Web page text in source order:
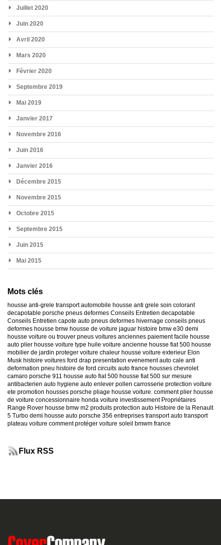
Juillet 2020
Juin 2020
Avril 2020
Mars 2020
Février 2020
Septembre 2019
Mai 2019
Janvier 2017
Novembre 2016
Juin 2016
Janvier 2016
Décembre 2015
Novembre 2015
Octobre 2015
Septembre 2015
Juin 2015
Mai 2015
Mots clés
housse anti-grele transport automobile housse anti grele soin colorant
decapotable porsche pneus deformes Conseils Entretien decapotable
Conseils Entretien capote auto pneus deformes hivernage conseils pneus
deformes housse bmw housse de voiture jaguar histoire bmw e30 demi
housse voiture ou trouver pneus voitures anciennes paiement facile housse
auto plier housse voiture type huile voiture ancienne housse fiat 500 housse
mobilier de jardin proteger voiture chaleur housse voiture exterieur Elon
Musk histoire voitures ford drap presentation evenement auto cale anti
deformation pneu histoire de ford circuits auto france housses chevrolet
camaro porsche 911 housse auto fiat 500 housse fiat 500 sur mesure
antibacterien auto hygiene auto enlever pollen carrosserie protection voiture
ete promotion housses porsche pliage housse voiture. comment plier housse
de voiture concessionnaire honda voiture investissement Propriétaires
Range Rover housse bmw m2 produits protection auto Histoire de la Renault
5 Turbo demi housse auto porsche 356 entreprises transport auto transport
plateau voiture comment protéger voiture soleil bmwm france
Flux RSS